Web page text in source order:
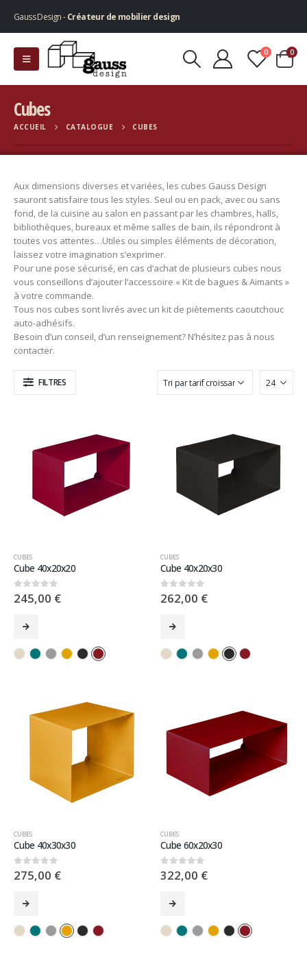
Gauss Design -Créateur de mobilier design
0 0
Cubes
ACCUEIL CATALOGUE CUBES
Aux dimensions diverses et variées, les cubes Gauss Design
sauront satisfaire tous les styles. Seul ou en pack, avec ou sans
fond, de la cuisine au salon en passant par les chambres, halls,
bibliothèques, bureaux et même salles de bain, ils répondront à
toutes vos attentes…Utiles ou simples éléments de décoration,
laissez votre imagination s’exprimer.
Pour une pose sécurisé, en cas d’achat de plusieurs cubes nous
vous conseillons d’ajouter l’accessoire « Kit de bagues & Aimants »
à votre commande.
Tous nos cubes sont livrés avec un kit de piètements caoutchouc
auto-adhésifs.
Besoin d’un conseil, d’un renseignement? N’hésitez pas à nous
contacter.
FILTRES
CUBES
Cube 40x20x20
0sur 5
245,00 €
CUBES
Cube 40x20x30
0sur 5
262,00 €
CUBES
Cube 40x30x30
0sur 5
275,00 €
CUBES
Cube 60x20x30
0sur 5
322,00 €